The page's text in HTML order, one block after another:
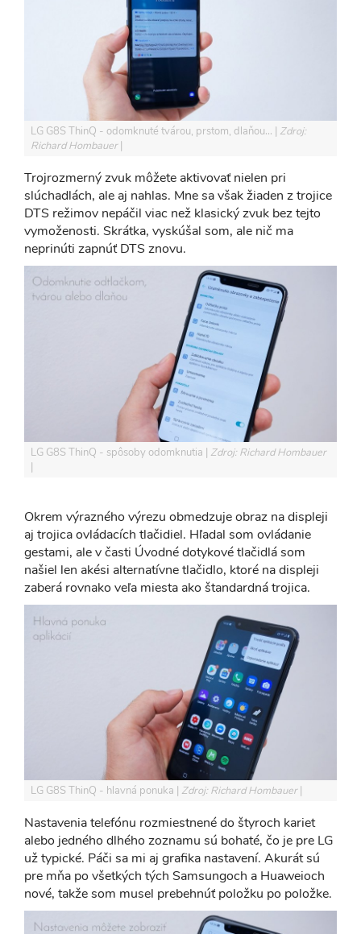
LG G8S ThinQ - odomknuté tvárou, prstom, dlaňou...
Zdroj:
Richard Hombauer
Trojrozmerný zvuk môžete aktivovať nielen pri
slúchadlách, ale aj nahlas. Mne sa však žiaden z trojice
DTS režimov nepáčil viac než klasický zvuk bez tejto
vymoženosti. Skrátka, vyskúšal som, ale nič ma
neprinúti zapnúť DTS znovu.
LG G8S ThinQ - spôsoby odomknutia Zdroj: Richard Hombauer
Okrem výrazného výrezu obmedzuje obraz na displeji
aj trojica ovládacích tlačidiel. Hľadal som ovládanie
gestami, ale v časti Úvodné dotykové tlačidlá som
našiel len akési alternatívne tlačidlo, ktoré na displeji
zaberá rovnako veľa miesta ako štandardná trojica.
LG G8S ThinQ - hlavná ponuka Zdroj: Richard Hombauer
Nastavenia telefónu rozmiestnené do štyroch kariet
alebo jedného dlhého zoznamu sú bohaté, čo je pre LG
už typické. Páči sa mi aj grafika nastavení. Akurát sú
pre mňa po všetkých tých Samsungoch a Huaweioch
nové, takže som musel prebehnúť položku po položke.